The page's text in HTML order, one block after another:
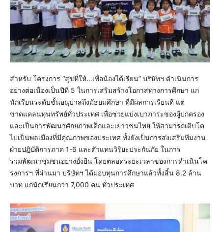
สำหรับ โครงการ “สุขที่ให้…เพื่อน้องได้เรียน” บริษัทฯ ดำเนินการ
อย่างต่อเนื่องเป็นปีที่ 5 ในการเสริมสร้างโอกาสทางการศึกษา แก่
นักเรียนระดับชั้นอนุบาลถึงมัธยมศึกษา ที่มีผลการเรียนดี แต่
ขาดแคลนทุนทรัพย์ทั่วประเทศ เพื่อช่วยแบ่งเบาภาระของผู้ปกครอง
และเป็นการพัฒนาศักยภาพเด็กและเยาวชนไทย ให้สามารถเติบโต
ไปเป็นพลเมืองที่มีคุณภาพของประเทศ ทั้งยังเป็นการส่งเสริมทีมงาน
ฝ่ายปฏิบัติการภาค 1-6 และตัวแทนวิริยะประกันภัย ในการ
ร่วมพัฒนาชุมชนอย่างยั่งยืน โดยตลอดระยะเวลาของการดำเนินโค
รงการฯ ที่ผ่านมา บริษัทฯ ได้มอบทุนการศึกษาแล้วทั้งสิ้น 8.2 ล้าน
บาท แก่นักเรียนกว่า 7,000 คน ทั่วประเทศ